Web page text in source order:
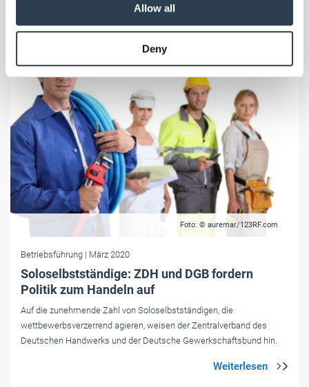
provided to them or that they’ve collected from your use
Weitere Informationen:Impressum Datenschutz
Allow all
Deny
Foto: © auremar/123RF.com
Betriebsführung | März 2020
Soloselbstständige: ZDH und DGB fordern
Politik zum Handeln auf
Auf die zunehmende Zahl von Soloselbstständigen, die
wettbewerbsverzerrend agieren, weisen der Zentralverband des
Deutschen Handwerks und der Deutsche Gewerkschaftsbund hin.